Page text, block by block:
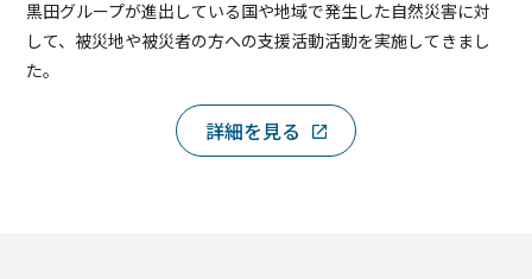
黒田グループが進出している国や地域で発生した自然災害に対
して、被災地や被災者の方への支援活動活動を実施してきまし
た。
詳細を見る